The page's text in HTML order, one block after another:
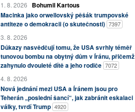
1. 8. 2026
Bohumil Kartous
Macinka jako orwellovský pěšák trumpovské
antiteze o demokracii (o skutečnosti) 7397
3. 8. 2026
Důkazy nasvědčují tomu, že USA svrhly téměř
tunovou bombu na obytný dům v Íránu, přičemž
zahynulo dvouleté dítě a jeho rodiče 7072
4. 8. 2026
Nová jednání mezi USA a Íránem jsou pro
Teherán „poslední šancí“, jak zabránit eskalaci
války, tvrdí Trump 4920